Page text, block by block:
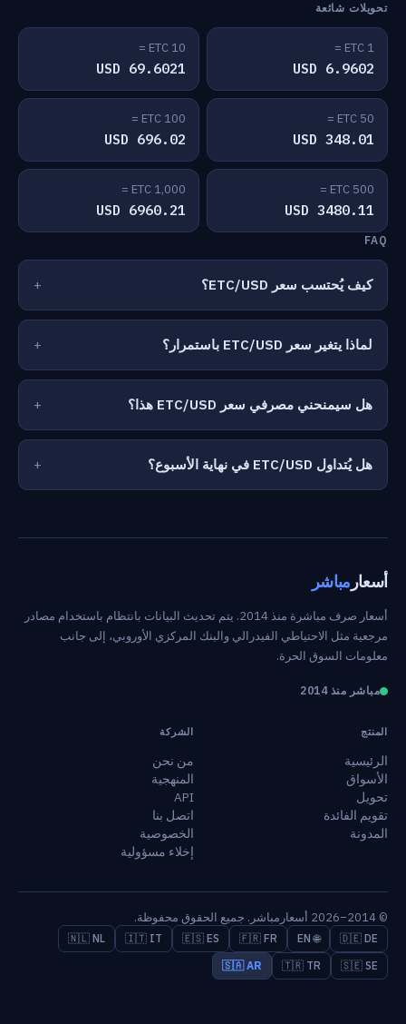
تحويلات شائعة
1 ETC =
6.9602 USD
10 ETC =
69.6021 USD
50 ETC =
348.01 USD
100 ETC =
696.02 USD
500 ETC =
3480.11 USD
1,000 ETC =
6960.21 USD
FAQ
كيف يُحتسب سعر ETC/USD؟
لماذا يتغير سعر ETC/USD باستمرار؟
هل سيمنحني مصرفي سعر ETC/USD هذا؟
هل يُتداول ETC/USD في نهاية الأسبوع؟
أسعار مباشر
أسعار صرف مباشرة منذ 2014. يتم تحديث البيانات بانتظام باستخدام مصادر
مرجعية مثل الاحتياطي الفيدرالي والبنك المركزي الأوروبي، إلى جانب
معلومات السوق الحرة.
مباشر منذ 2014
المنتج
الرئيسية
الأسواق
تحويل
تقويم الفائدة
المدونة
الشركة
من نحن
المنهجية
API
اتصل بنا
الخصوصية
إخلاء مسؤولية
© 2014–2026 أسعارمباشر. جميع الحقوق محفوظة.
🇩🇪 DE
🌐 EN
🇫🇷 FR
🇪🇸 ES
🇮🇹 IT
🇳🇱 NL
🇸🇪 SE
🇹🇷 TR
🇸🇦 AR